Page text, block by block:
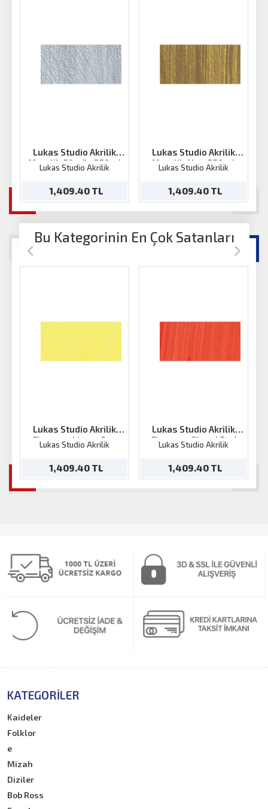
Lukas Studio Akrilik
Metalik Gümüş 250ml
Lukas Studio Akrilik
1,409.40 TL
Lukas Studio Akrilik
Metalik Altın 250ml
Lukas Studio Akrilik
1,409.40 TL
Bu Kategorinin En Çok Satanları
Lukas Studio Akrilik
Florasan Limon Sarı
250ml
Lukas Studio Akrilik
1,409.40 TL
Lukas Studio Akrilik
Florasan Signal Red
250ml
Lukas Studio Akrilik
1,409.40 TL
KATEGORILER
Kaideler
Folklor
e
Mizah
Diziler
Bob Ross